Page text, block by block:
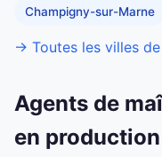
Champigny-sur-Marne
→ Toutes les villes
Agents de
en